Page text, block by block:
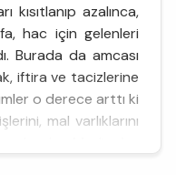
kısıtlanıp azalınca,
hac için gelenleri
Burada da amcası
iftira ve tacizlerine
o derece arttı ki
mal varlıklarını